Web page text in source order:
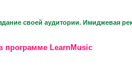
своей аудитории. Имиджевая
программе LearnMusic